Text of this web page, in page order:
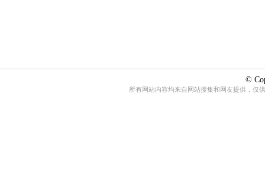
©
所有网站内容均来自网站搜集和网友提供，仅